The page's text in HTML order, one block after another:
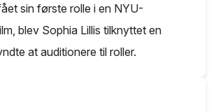
sin første rolle i en NYU-
blev Sophia Lillis tilknyttet en
at auditionere til roller.